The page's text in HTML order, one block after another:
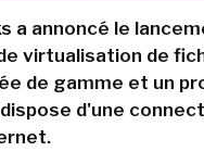
a annoncé le
virtualisation de
de gamme et un
d'une